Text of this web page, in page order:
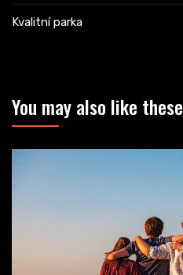
Kvalitní parka
You may also like these